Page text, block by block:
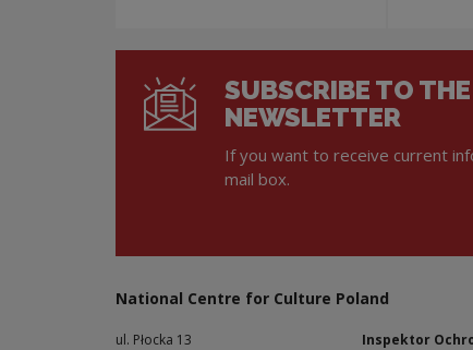
SUBSCRIBE TO
NEWSLETTER
If you want to receive current
mail box.
National Centre for Culture Poland
ul. Płocka 13
Inspektor